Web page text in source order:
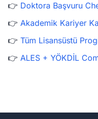
👉 Doktora Başvuru
👉 Akademik Kariyer
👉 Tüm Lisansüstü
👉 ALES + YÖKDİL